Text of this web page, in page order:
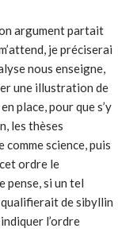
argument partait
je préciserai
nous enseigne,
une illustration de
place, pour que s’y
les thèses
science, puis
ordre le
pense, si un tel
qualifierait de sibyllin
l’ordre